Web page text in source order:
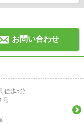
お問い合わせ
徒歩5分
号